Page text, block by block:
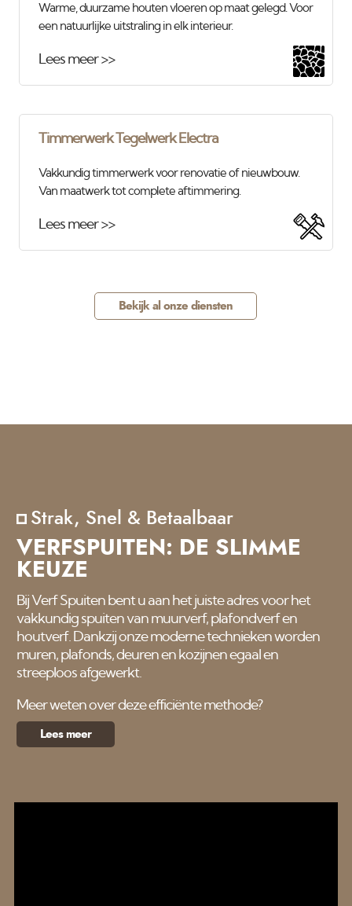
Warme, duurzame houten vloeren op maat gelegd. Voor
een natuurlijke uitstraling in elk interieur.
Lees meer >>
Timmerwerk Tegelwerk Electra
Vakkundig timmerwerk voor renovatie of nieuwbouw.
Van maatwerk tot complete aftimmering.
Lees meer >>
Bekijk al onze diensten
Strak, Snel & Betaalbaar
VERFSPUITEN: DE SLIMME
KEUZE
Bij Verf Spuiten bent u aan het juiste adres voor het
vakkundig spuiten van muurverf, plafondverf en
houtverf. Dankzij onze moderne technieken worden
muren, plafonds, deuren en kozijnen egaal en
streeploos afgewerkt.
Meer weten over deze efficiënte methode?
Lees meer